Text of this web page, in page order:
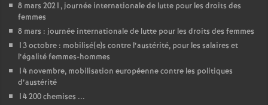
8 mars 2021, journée internationale de lutte pour les droits des
femmes
8 mars : journée internationale de lutte pour les droits des femmes
13 octobre : mobilisé(e)s contre l’austérité, pour les salaires et
l’égalité femmes-hommes
14 novembre, mobilisation européenne contre les politiques
d’austérité
14 200 chemises ...